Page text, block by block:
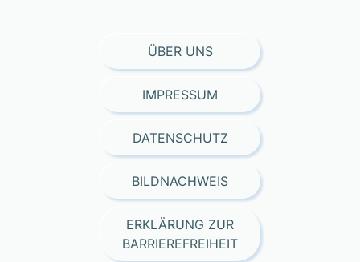
ÜBER UNS
IMPRESSUM
DATENSCHUTZ
BILDNACHWEIS
ERKLÄRUNG ZUR
BARRIEREFREIHEIT